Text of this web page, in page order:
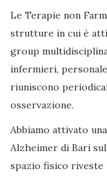
Le Terapie non
strutture in cui è
group
infermieri,
riuniscono
osservazione.
Abbiamo attivato
Alzheimer di Bari
spazio fisico riveste